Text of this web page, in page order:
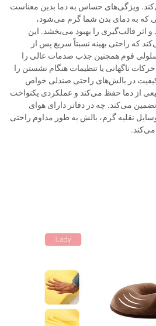
ویژگی‌های حساس به دما بدین معناست
که به دمای بدن شما گرم می‌شود،
اثر قالب‌گیری را بهبود می‌بخشد. این
که راحتی بهینه نسبتاً سریع پس از
فوم همچنین جذب صدمات عالی را
ناگهانی یا تنظیمات هنگام نشستن را
در بالش‌های راحتی صندلی خواص
از دما حفظ می‌کند و عملکردی یکنواخت
می‌کند. چه در دفاتر دارای هوای
نقلیه گرم، بالش به طور مداوم راحتی
می‌کند.